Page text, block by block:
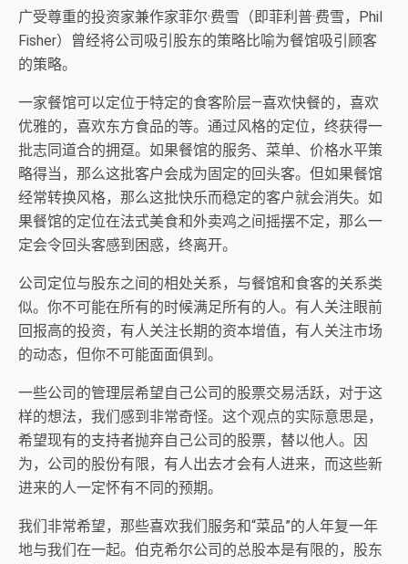
广受尊重的投资家兼作家菲尔·费雪（即菲利普·费雪，Phil
Fisher）曾经将公司吸引股东的策略比喻为餐馆吸引顾客
的策略。
一家餐馆可以定位于特定的食客阶层—喜欢快餐的，喜欢
优雅的，喜欢东方食品的等。通过风格的定位，终获得一
批志同道合的拥趸。如果餐馆的服务、菜单、价格水平策
略得当，那么这批客户会成为固定的回头客。但如果餐馆
经常转换风格，那么这批快乐而稳定的客户就会消失。如
果餐馆的定位在法式美食和外卖鸡之间摇摆不定，那么一
定会令回头客感到困惑，终离开。
公司定位与股东之间的相处关系，与餐馆和食客的关系类
似。你不可能在所有的时候满足所有的人。有人关注眼前
回报高的投资，有人关注长期的资本增值，有人关注市场
的动态，但你不可能面面俱到。
一些公司的管理层希望自己公司的股票交易活跃，对于这
样的想法，我们感到非常奇怪。这个观点的实际意思是，
希望现有的支持者抛弃自己公司的股票，替以他人。因
为，公司的股份有限，有人出去才会有人进来，而这些新
进来的人一定怀有不同的预期。
我们非常希望，那些喜欢我们服务和“菜品”的人年复一年
地与我们在一起。伯克希尔公司的总股本是有限的，股东